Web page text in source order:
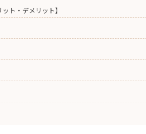
ト・デメリット】